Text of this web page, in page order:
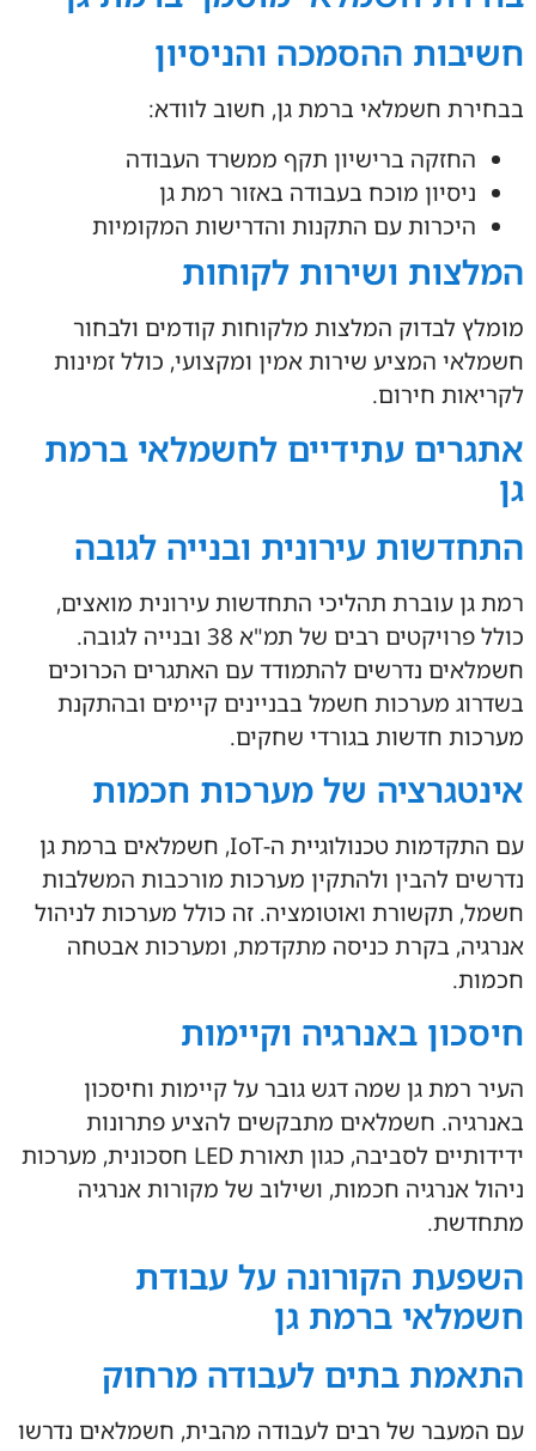
חשיבות ההסמכה והניסיון
בבחירת חשמלאי ברמת גן, חשוב לוודא:
החזקה ברישיון תקף ממשרד העבודה
ניסיון מוכח בעבודה באזור רמת גן
היכרות עם התקנות והדרישות המקומיות
המלצות ושירות לקוחות
מומלץ לבדוק המלצות מלקוחות קודמים ולבחור
חשמלאי המציע שירות אמין ומקצועי, כולל זמינות
לקריאות חירום.
אתגרים עתידיים לחשמלאי ברמת
גן
התחדשות עירונית ובנייה לגובה
רמת גן עוברת תהליכי התחדשות עירונית מואצים,
כולל פרויקטים רבים של תמ"א 38 ובנייה לגובה.
חשמלאים נדרשים להתמודד עם האתגרים הכרוכים
בשדרוג מערכות חשמל בבניינים קיימים ובהתקנת
מערכות חדשות בגורדי שחקים.
אינטגרציה של מערכות חכמות
עם התקדמות טכנולוגיית ה-IoT, חשמלאים ברמת גן
נדרשים להבין ולהתקין מערכות מורכבות המשלבות
חשמל, תקשורת ואוטומציה. זה כולל מערכות לניהול
אנרגיה, בקרת כניסה מתקדמת, ומערכות אבטחה
חכמות.
חיסכון באנרגיה וקיימות
העיר רמת גן שמה דגש גובר על קיימות וחיסכון
באנרגיה. חשמלאים מתבקשים להציע פתרונות
ידידותיים לסביבה, כגון תאורת LED חסכונית, מערכות
ניהול אנרגיה חכמות, ושילוב של מקורות אנרגיה
מתחדשת.
השפעת הקורונה על עבודת
חשמלאי ברמת גן
התאמת בתים לעבודה מרחוק
עם המעבר של רבים לעבודה מהבית, חשמלאים נדרשו